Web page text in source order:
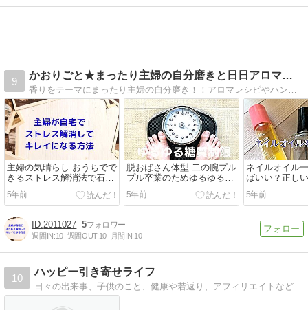
9
かおりごと★まったり主婦の自分磨きと日日アロマ【ヒロブロ】
主婦の気晴らし おうちでで
きるストレス解消法で石田
ゆり子になろう
5年前
脱おばさん体型 二の腕プル
プル卒業のためゆるゆる糖
質制限はじめました
5年前
ネイルオイル
ばいい？正し
場所について
5年前
2011027 5
週間IN:10 週間OUT:10 月間IN:10
10
ハッピー引き寄せライフ
日々の出来事、子供のこと、健康や若返り、アフィリエイトなどなどグータラだけどゆっくり楽しみながら、書いています。